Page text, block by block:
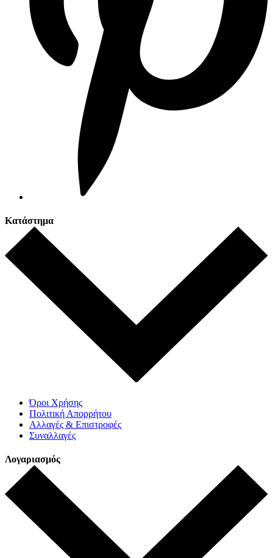
Κατάστημα
Όροι Χρήσης
Πολιτική Απορρήτου
Αλλαγές & Επιστροφές
Συναλλαγές
Λογαριασμός